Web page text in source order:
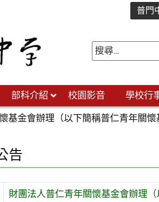
普門
部科介紹 校園影音 學校行
基金會辦理（以下簡稱普仁青年關
告
財團法人普仁青年關懷基金會辦理